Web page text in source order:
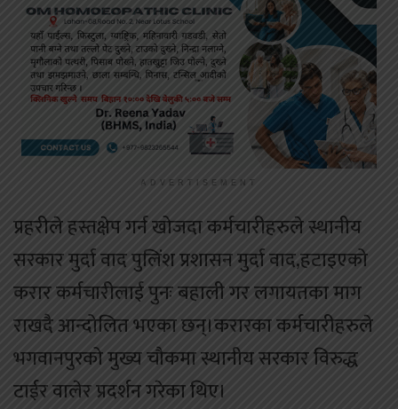
ADVERTISEMENT
प्रहरीले हस्तक्षेप गर्न खोजदा कर्मचारीहरुले स्थानीय
सरकार मुर्दा वाद पुलिंश प्रशासन मुर्दा वाद,हटाइएको
करार कर्मचारीलाई पुनः बहाली गर लगायतका माग
राखदै आन्दोलित भएका छन्।करारका कर्मचारीहरुले
भगवानपुरको मुख्य चौकमा स्थानीय सरकार विरुद्ध
टाईर वालेर प्रदर्शन गरेका थिए।